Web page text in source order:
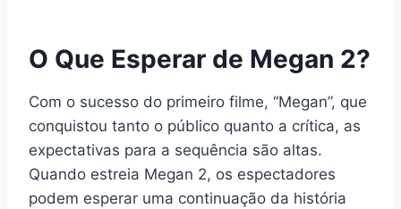
O Que Esperar de Megan 2?
Com o sucesso do primeiro filme, “Megan”, que
conquistou tanto o público quanto a crítica, as
expectativas para a sequência são altas.
Quando estreia Megan 2, os espectadores
podem esperar uma continuação da história